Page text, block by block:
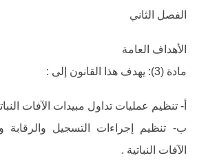
الفصل الثاني
الأهداف العامة
مادة (3): يهدف هذا القانون إلى :
‌أ- تنظيم عمليات تداول مبيدات الآفات
‌ب- تنظيم إجراءات التسجيل والرقابة
الآفات النباتية .